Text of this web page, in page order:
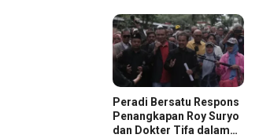
Peradi Bersatu Respons
Penangkapan Roy Suryo
dan Dokter Tifa dalam